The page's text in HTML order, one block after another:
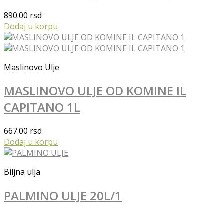
890.00 rsd
Dodaj u korpu
Maslinovo Ulje
MASLINOVO ULJE OD KOMINE IL
CAPITANO 1L
667.00 rsd
Dodaj u korpu
Biljna ulja
PALMINO ULJE 20L/1